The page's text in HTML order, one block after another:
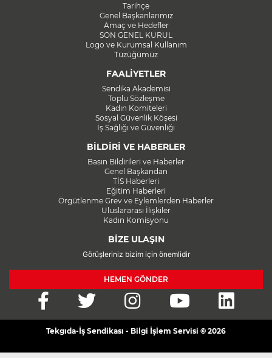
Tarihçe
Genel Başkanlarımız
Amaç ve Hedefler
SON GENEL KURUL
Logo ve Kurumsal Kullanım
Tüzüğümüz
FAALİYETLER
Sendika Akademisi
Toplu Sözleşme
Kadın Komiteleri
Sosyal Güvenlik Köşesi
İş Sağlığı ve Güvenliği
BİLDİRİ VE HABERLER
Basın Bildirileri ve Haberler
Genel Başkandan
TİS Haberleri
Eğitim Haberleri
Örgütlenme Grev ve Eylemlerden Haberler
Uluslararası İlişkiler
Kadın Komisyonu
BİZE ULAŞIN
Görüşleriniz bizim için önemlidir
HEMEN GÖNDER
Tekgıda-İş Sendikası - Bilgi İşlem Servisi © 2026